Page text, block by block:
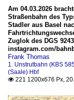
2009
2010
2010
2011
2012
Am 04.03.2026
Straßenbahn des
Stadler aus Basel
Zuglok des DGS
instagram.com/
Frank Thomas
1. Unstrutbahn (KBS
(Saale) Hbf
 221 1200x676 Px,